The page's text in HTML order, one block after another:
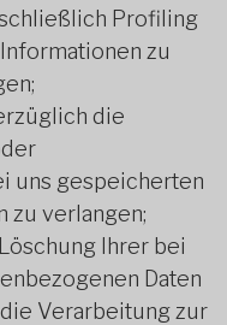
Profiling
zu
die
uns gespeicherten
zu verlangen;
Ihrer bei
Daten
Verarbeitung zur